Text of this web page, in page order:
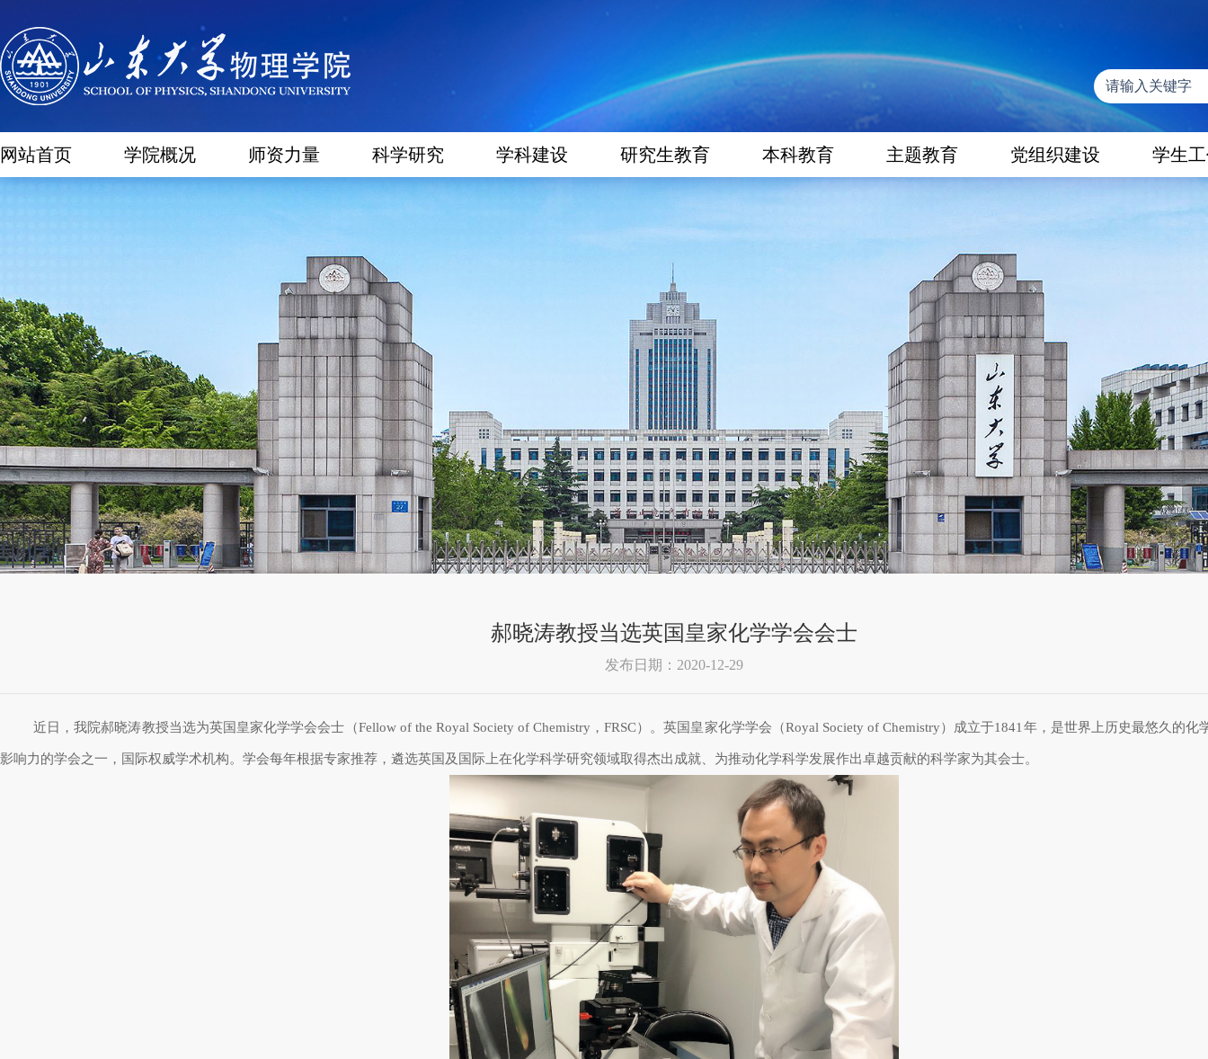
网站首页 学院概况 师资力量 科学研究 学科建设 研究生教育 本科教育 主题教育 党组织建设 学生
郝晓涛教授当选英国皇家化学学会会士
发布日期：2020-12-29
近日，我院郝晓涛教授当选为英国皇家化学学会会士（Fellow of the Royal Society of Chemistry ，FRSC）。英国皇家化学学会（Royal Society of Chemistry）成立于1841年，是世界上历史最悠久的化
影响力的学会之一，国际权威学术机构。学会每年根据专家推荐，遴选英国及国际上在化学科学研究领域取得杰出成就、为推动化学科学发展作出卓越贡献的科学家为其会士。